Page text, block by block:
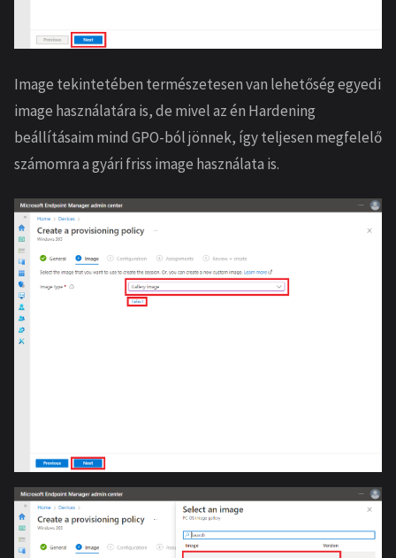
Image tekintetében természetesen van lehetőség egyedi
image használatára is, de mivel az én Hardening
beállításaim mind GPO-ból jönnek, így teljesen megfelelő
számomra a gyári friss image használata is.